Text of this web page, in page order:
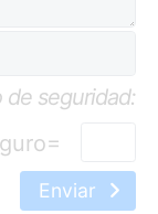
de seguridad:
=
Enviar